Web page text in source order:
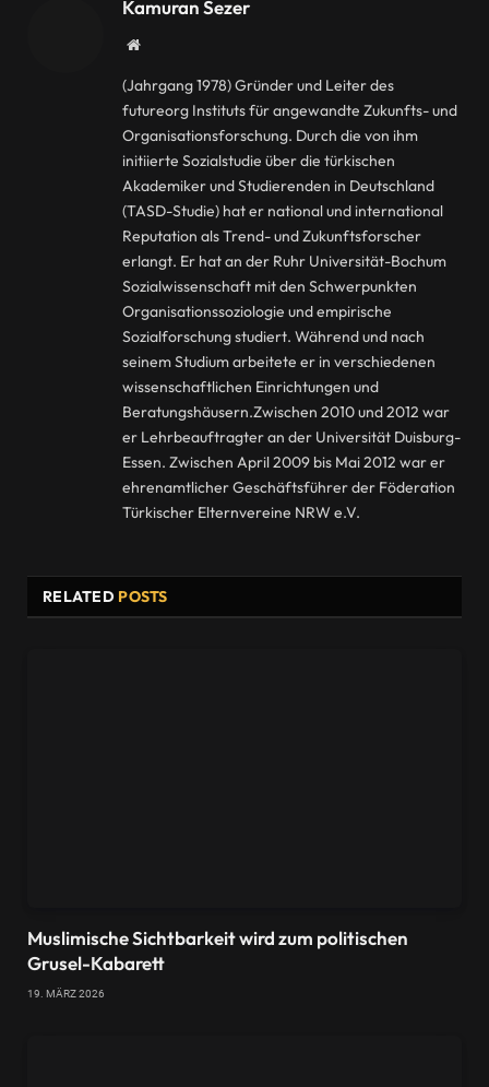
Kamuran Sezer
Website
(Jahrgang 1978) Gründer und Leiter des
futureorg Instituts für angewandte Zukunfts- und
Organisationsforschung. Durch die von ihm
initiierte Sozialstudie über die türkischen
Akademiker und Studierenden in Deutschland
(TASD-Studie) hat er national und international
Reputation als Trend- und Zukunftsforscher
erlangt. Er hat an der Ruhr Universität-Bochum
Sozialwissenschaft mit den Schwerpunkten
Organisationssoziologie und empirische
Sozialforschung studiert. Während und nach
seinem Studium arbeitete er in verschiedenen
wissenschaftlichen Einrichtungen und
Beratungshäusern.Zwischen 2010 und 2012 war
er Lehrbeauftragter an der Universität Duisburg-
Essen. Zwischen April 2009 bis Mai 2012 war er
ehrenamtlicher Geschäftsführer der Föderation
Türkischer Elternvereine NRW e.V.
RELATED POSTS
Muslimische Sichtbarkeit wird zum politischen
Grusel-Kabarett
19. MÄRZ 2026